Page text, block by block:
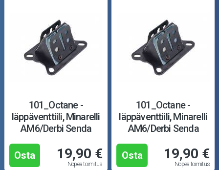
101_Octane -
läppäventtiili, Minarelli
AM6/Derbi Senda
Osta 19,90 €
Nopea toimitus
101_Octane -
läppäventtiili, Minarelli
AM6/Derbi Senda
Osta 19,90 €
Nopea toimitus